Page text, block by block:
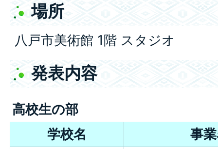
場所
八戸市美術館 1階 スタジオ
発表内容
高校生の部
学校名
事